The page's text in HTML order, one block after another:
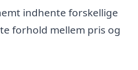
indhente forskellige
forhold mellem pris og